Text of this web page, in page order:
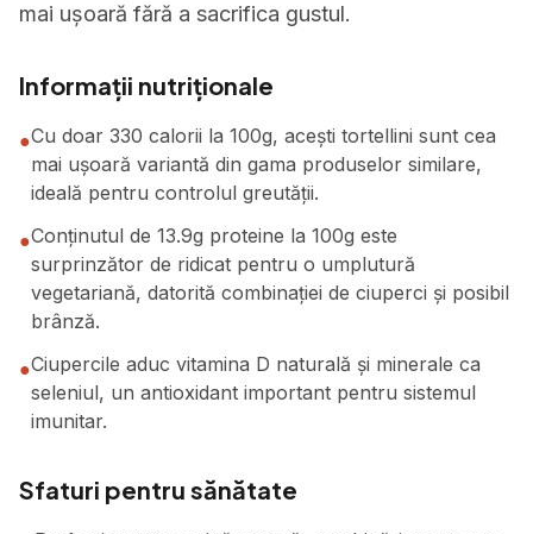
mai ușoară fără a sacrifica gustul.
Informații nutriționale
●Cu doar 330 calorii la 100g, acești tortellini sunt cea
mai ușoară variantă din gama produselor similare,
ideală pentru controlul greutății.
●Conținutul de 13.9g proteine la 100g este
surprinzător de ridicat pentru o umplutură
vegetariană, datorită combinației de ciuperci și posibil
brânză.
●Ciupercile aduc vitamina D naturală și minerale ca
seleniul, un antioxidant important pentru sistemul
imunitar.
Sfaturi pentru sănătate